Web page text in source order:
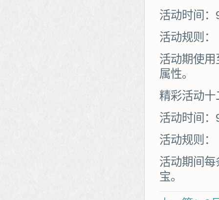
活动时间
活动规则：
活动期使
属性。
精彩活动
活动时间
活动规则：
活动期间
宝。